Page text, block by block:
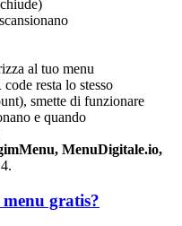
al tuo menu
resta lo stesso
smette di funzionare
e quando
MenuDigitale.io,
4.
gratis?